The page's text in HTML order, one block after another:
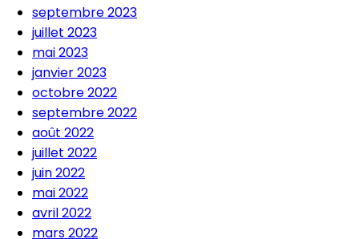
septembre 2023
juillet 2023
mai 2023
janvier 2023
octobre 2022
septembre 2022
août 2022
juillet 2022
juin 2022
mai 2022
avril 2022
mars 2022